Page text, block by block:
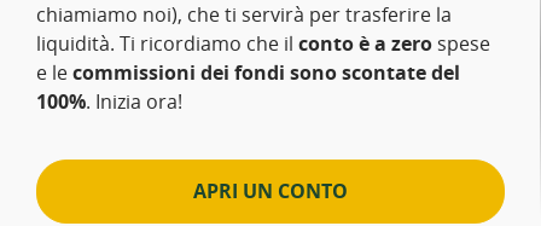
chiamiamo noi), che ti servirà per trasferire la
liquidità. Ti ricordiamo che il conto è a zero spese
e lecommissioni dei fondi sono scontate del
100%. Inizia ora!
APRI UN CONTO